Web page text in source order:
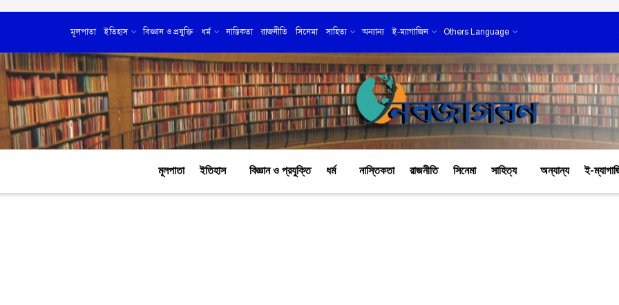
মূলপাতা ইতিহাস বিজ্ঞান ও প্রযুক্তি ধর্ম নাস্তিকতা রাজনীতি সিনেমা সাহিত্য অন্যান্য ই-ম্যাগাজিন Others Language
মূলপাতা ইতিহাস বিজ্ঞান ও প্রযুক্তি ধর্ম নাস্তিকতা রাজনীতি সিনেমা সাহিত্য অন্যান্য ই-